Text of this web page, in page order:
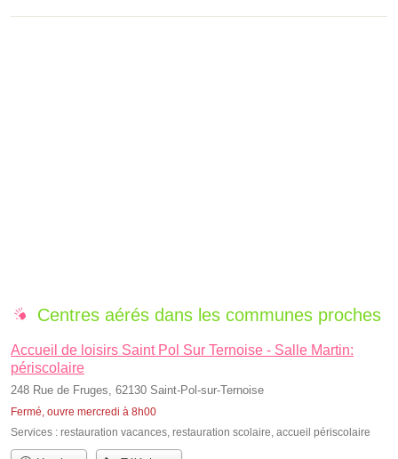
Centres aérés dans les communes proches
Accueil de loisirs Saint Pol Sur Ternoise - Salle Martin:
périscolaire
248 Rue de Fruges, 62130 Saint-Pol-sur-Ternoise
Fermé, ouvre mercredi à 8h00
Services : restauration vacances, restauration scolaire, accueil périscolaire